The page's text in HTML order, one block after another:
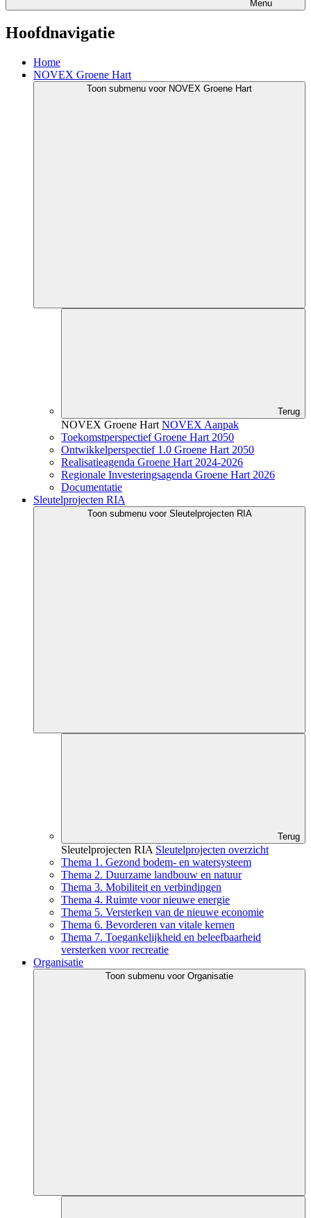
Menu
Hoofdnavigatie
Home
NOVEX Groene Hart
Toon submenu voor NOVEX Groene Hart
Terug
NOVEX Groene Hart NOVEX Aanpak
Toekomstperspectief Groene Hart 2050
Ontwikkelperspectief 1.0 Groene Hart 2050
Realisatieagenda Groene Hart 2024-2026
Regionale Investeringsagenda Groene Hart 2026
Documentatie
Sleutelprojecten RIA
Toon submenu voor Sleutelprojecten RIA
Terug
Sleutelprojecten RIA Sleutelprojecten overzicht
Thema 1. Gezond bodem- en watersysteem
Thema 2. Duurzame landbouw en natuur
Thema 3. Mobiliteit en verbindingen
Thema 4. Ruimte voor nieuwe energie
Thema 5. Versterken van de nieuwe economie
Thema 6. Bevorderen van vitale kernen
Thema 7. Toegankelijkheid en beleefbaarheid
versterken voor recreatie
Organisatie
Toon submenu voor Organisatie